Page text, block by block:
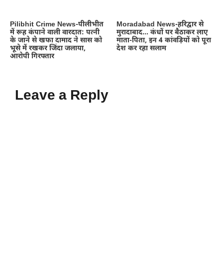
Pilibhit Crime News-पीलीभीत
में रूह कंपाने वाली वारदात: पत्नी
के जाने से खफा दामाद ने सास को
भूसे में रखकर जिंदा जलाया,
आरोपी गिरफ्तार
Moradabad News-हरिद्वार से
मुरादाबाद… कंधों पर बैठाकर लाए
माता-पिता, इन 4 कांवड़ियों को पूरा
देश कर रहा सलाम
Leave a Reply